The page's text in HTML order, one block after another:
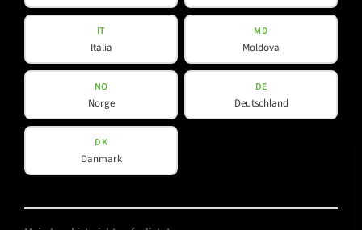
Downloads
Spotlight
YouTube
Facebook
Instagram
LinkedIn
IT
Italia
MD
Moldova
NO
Norge
DE
Deutschland
DK
Danmark